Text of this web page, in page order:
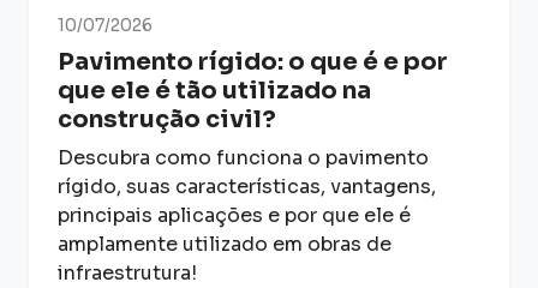
10/07/2026
Pavimento rígido: o que é e por
que ele é tão utilizado na
construção civil?
Descubra como funciona o pavimento
rígido, suas características, vantagens,
principais aplicações e por que ele é
amplamente utilizado em obras de
infraestrutura!